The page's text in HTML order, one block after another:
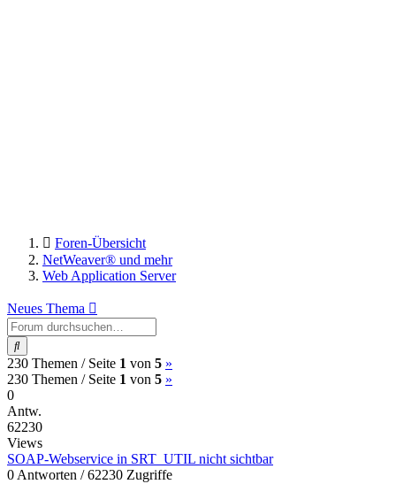
Foren-Übersicht
NetWeaver® und mehr
Web Application Server
Neues Thema
Suche
230 Themen / Seite 1 von 5 (current)
»
230 Themen / Seite 1 von 5 (current)
»
0
Antw.
62230
Views
SOAP-Webservice in SRT_UTIL nicht sichtbar
0 Antworten / 62230 Zugriffe